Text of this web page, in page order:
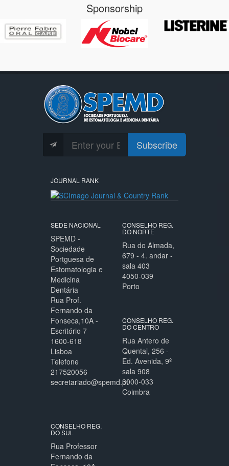
Sponsorship
Subscribe
JOURNAL RANK
SEDE NACIONAL
SPEMD -
Sociedade
Portguesa de
Estomatologia e
Medicina
Dentária
Rua Prof.
Fernando da
Fonseca,10A -
Escritório 7
1600-618
Lisboa
Telefone
217520056
secretariado@spemd.pt
CONSELHO REG.
DO NORTE
Rua do Almada,
679 - 4. andar -
sala 403
4050-039
Porto
CONSELHO REG.
DO CENTRO
Rua Antero de
Quental, 256 -
Ed. Avenida, 9º
sala 908
3000-033
Coimbra
CONSELHO REG.
DO SUL
Rua Professor
Fernando da